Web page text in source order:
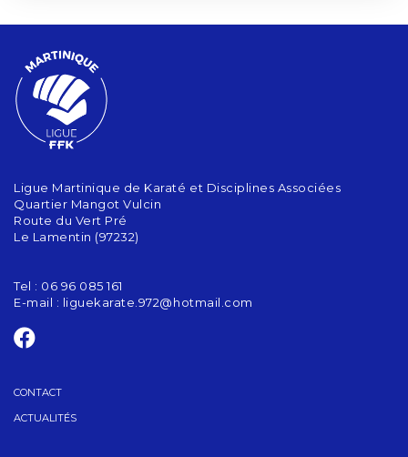
Ligue Martinique de Karaté et Disciplines Associées
Quartier Mangot Vulcin
Route du Vert Pré
Le Lamentin (97232)
Tel : 06 96 085 161
E-mail : liguekarate.972@hotmail.com
CONTACT
ACTUALITÉS